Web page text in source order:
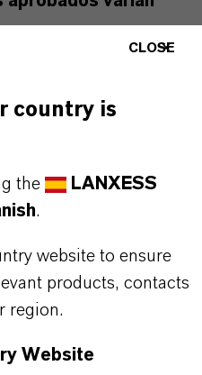
comuníquese con su
PRODUCTO
CLOSE
country is
the
LANXESS
.
website to ensure
products, contacts
region.
Website